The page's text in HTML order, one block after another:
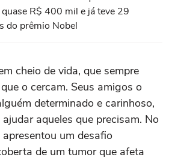
R$ 400 mil e já teve 29
do prêmio Nobel
cheio de vida, que sempre
o cercam. Seus amigos o
determinado e carinhoso,
aqueles que precisam. No
um desafio
de um tumor que afeta